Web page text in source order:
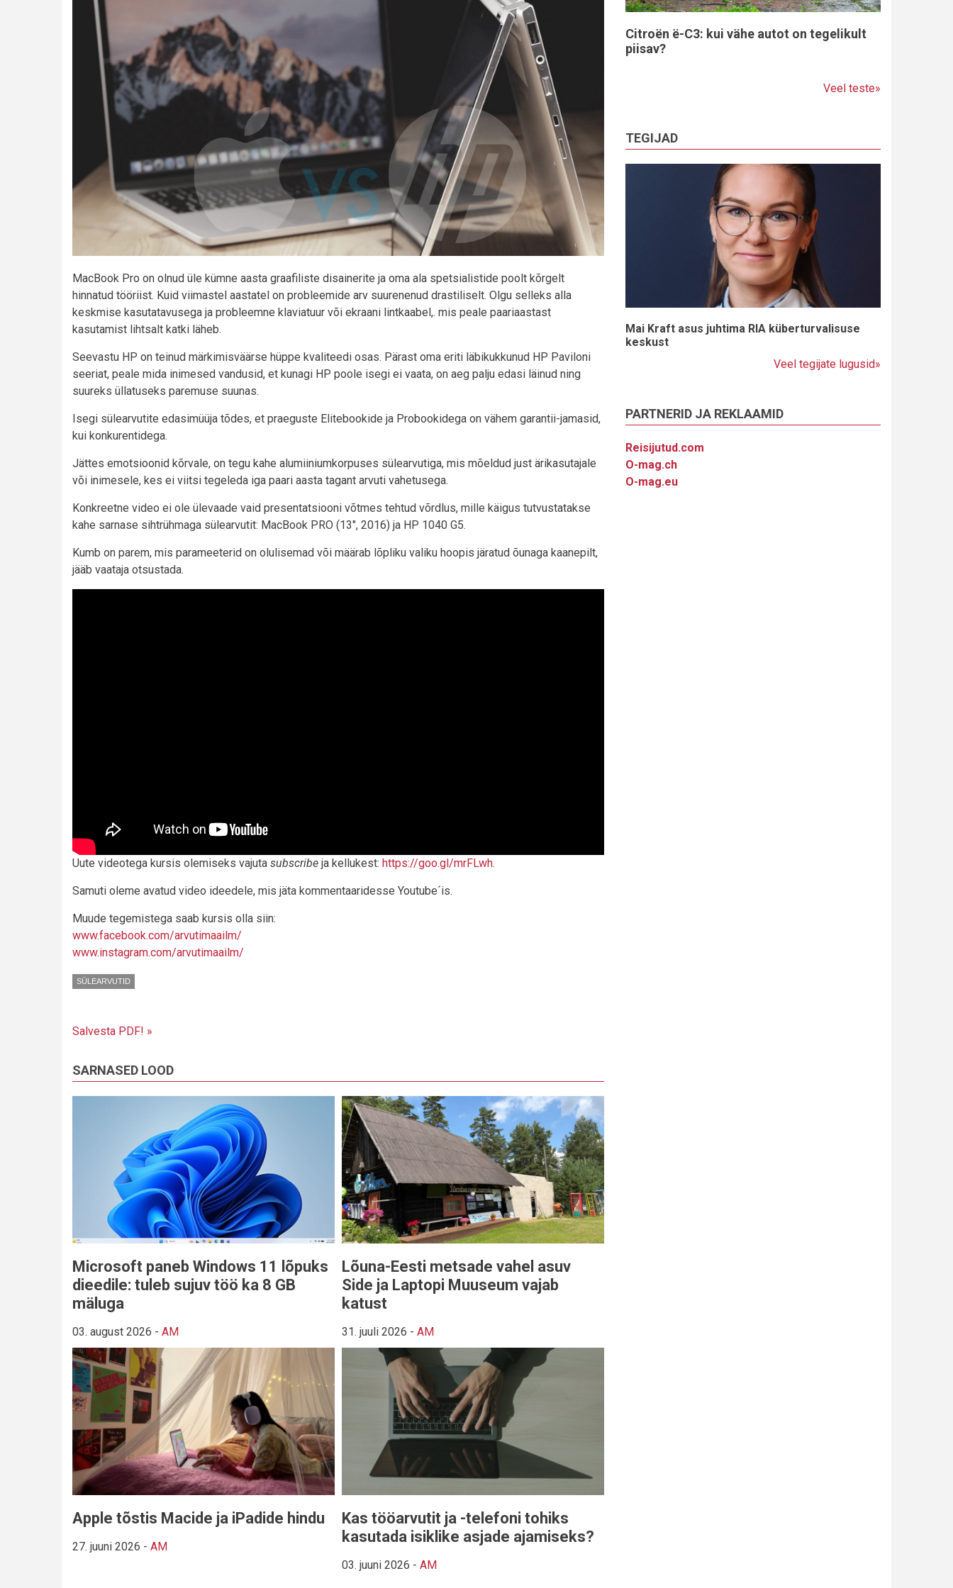
MacBook Pro on olnud üle kümne aasta graafiliste disainerite ja oma ala spetsialistide poolt kõrgelt
hinnatud tööriist. Kuid viimastel aastatel on probleemide arv suurenenud drastiliselt. Olgu selleks alla
keskmise kasutatavusega ja probleemne klaviatuur või ekraani lintkaabel,. mis peale paariaastast
kasutamist lihtsalt katki läheb.
Seevastu HP on teinud märkimisväärse hüppe kvaliteedi osas. Pärast oma eriti läbikukkunud HP Paviloni
seeriat, peale mida inimesed vandusid, et kunagi HP poole isegi ei vaata, on aeg palju edasi läinud ning
suureks üllatuseks paremuse suunas.
Isegi sülearvutite edasimüüja tõdes, et praeguste Elitebookide ja Probookidega on vähem garantii-jamasid,
kui konkurentidega.
Jättes emotsioonid kõrvale, on tegu kahe alumiiniumkorpuses sülearvutiga, mis mõeldud just ärikasutajale
või inimesele, kes ei viitsi tegeleda iga paari aasta tagant arvuti vahetusega.
Konkreetne video ei ole ülevaade vaid presentatsiooni võtmes tehtud võrdlus, mille käigus tutvustatakse
kahe sarnase sihtrühmaga sülearvutit: MacBook PRO (13", 2016) ja HP 1040 G5.
Kumb on parem, mis parameeterid on olulisemad või määrab lõpliku valiku hoopis järatud õunaga kaanepilt,
jääb vaataja otsustada.
Uute videotega kursis olemiseks vajuta subscribe ja kellukest: https://goo.gl/mrFLwh.
Samuti oleme avatud video ideedele, mis jäta kommentaaridesse Youtube´is.
Muude tegemistega saab kursis olla siin:
www.facebook.com/arvutimaailm/
www.instagram.com/arvutimaailm/
SÜLEARVUTID
Salvesta PDF! »
SARNASED LOOD
Microsoft paneb Windows 11 lõpuks
dieedile: tuleb sujuv töö ka 8 GB
mäluga
03. august 2026 - AM
Lõuna-Eesti metsade vahel asuv
Side ja Laptopi Muuseum vajab
katust
31. juuli 2026 - AM
Apple tõstis Macide ja iPadide hindu
27. juuni 2026 - AM
Kas tööarvutit ja -telefoni tohiks
kasutada isiklike asjade ajamiseks?
03. juuni 2026 - AM
Citroën ë-C3: kui vähe autot on tegelikult
piisav?
Veel teste»
TEGIJAD
Mai Kraft asus juhtima RIA küberturvalisuse
keskust
Veel tegijate lugusid»
PARTNERID JA REKLAAMID
Reisijutud.com
O-mag.ch
O-mag.eu